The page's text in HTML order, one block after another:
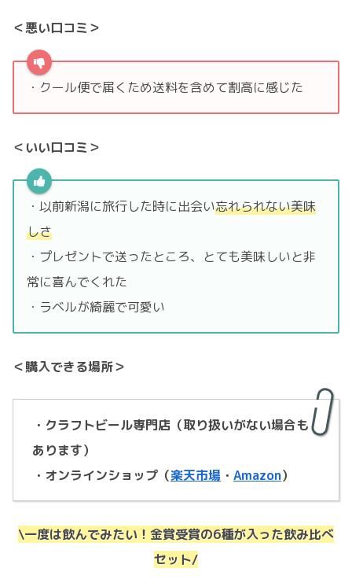
＜悪い口コミ＞
・クール便で届くため送料を含めて割高に感じた
＜いい口コミ＞
・以前新潟に旅行した時に出会い忘れられない美味
しさ
・プレゼントで送ったところ、とても美味しいと非
常に喜んでくれた
・ラベルが綺麗で可愛い
＜購入できる場所＞
・クラフトビール専門店（取り扱いがない場合も
あります）
・オンラインショップ（楽天市場 ・ Amazon）
\一度は飲んでみたい！金賞受賞の6種が入った飲み比べ
セット/